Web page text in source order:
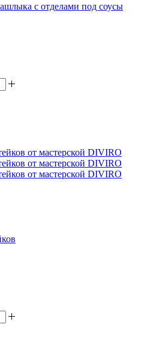
с отделами под соусы